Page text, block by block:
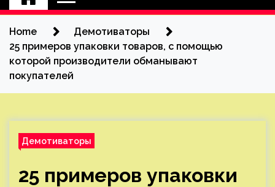
Home
Демотиваторы
25 примеров упаковки товаров, с помощью
которой производители обманывают
покупателей
Демотиваторы
25 примеров упаковки